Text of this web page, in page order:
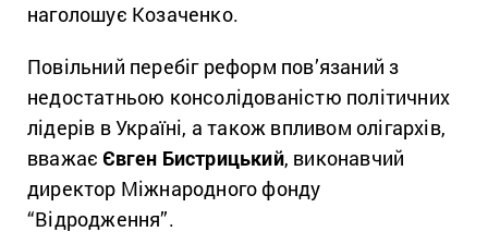
наголошує Козаченко.
Повільний перебіг реформ пов’язаний з
недостатньою консолідованістю політичних
лідерів в Україні, а також впливом олігархів,
вважає Євген Бистрицький, виконавчий
директор Міжнародного фонду
“Відродження”.